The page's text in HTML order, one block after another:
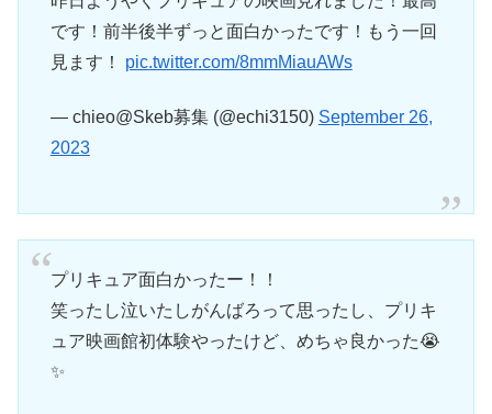
です！前半後半ずっと面白かったです！もう一回
見ます！ pic.twitter.com/8mmMiauAWs
— chieo@Skeb募集 (@echi3150) September 26,
2023
プリキュア面白かったー！！
笑ったし泣いたしがんばろって思ったし、プリキ
ュア映画館初体験やったけど、めちゃ良かった😭
✨